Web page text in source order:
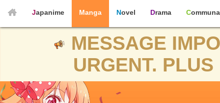
Japanime Manga Novel Drama
MESSAGE
URGENT.